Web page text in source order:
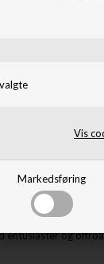
Markedsføring
Vis
af udstyr til
og